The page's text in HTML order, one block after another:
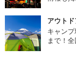
アウト
キャン
まで！